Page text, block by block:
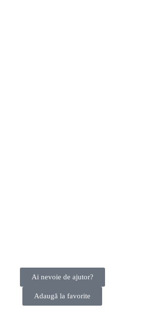
Ai nevoie de ajutor?
Adaugă la favorite